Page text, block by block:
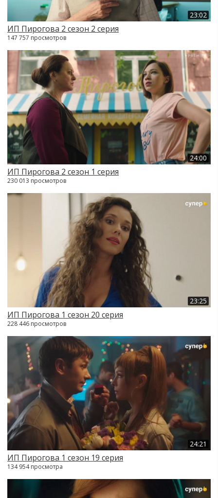
23:02
ИП Пирогова 2 сезон 2 серия
147 757 просмотров
24:00
ИП Пирогова 2 сезон 1 серия
230 013 просмотров
23:25
ИП Пирогова 1 сезон 20 серия
228 446 просмотров
24:21
ИП Пирогова 1 сезон 19 серия
134 954 просмотра